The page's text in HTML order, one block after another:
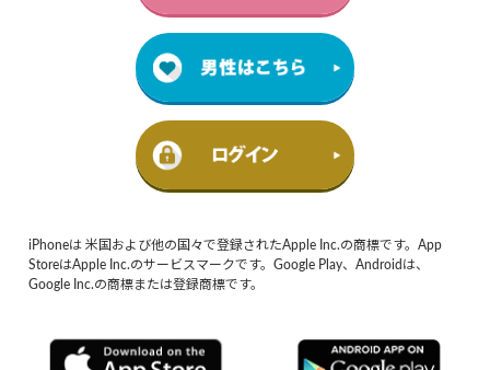
iPhoneは 米国および他の国々で登録されたApple Inc.の商標です。App
StoreはApple Inc.のサービスマークです。Google Play、Androidは、
Google Inc.の商標または登録商標です。